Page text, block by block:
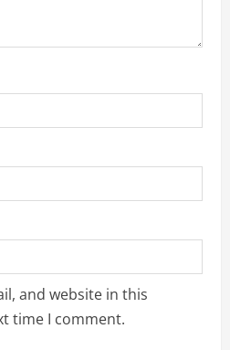
and website in this
time I comment.